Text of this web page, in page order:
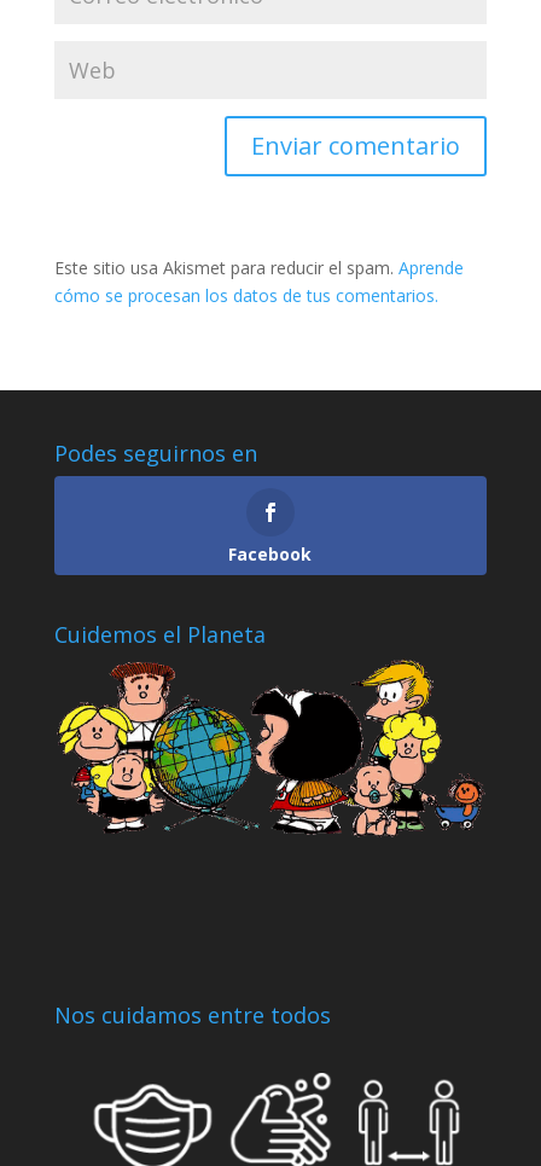
Este sitio usa Akismet para reducir el spam. Aprende
cómo se procesan los datos de tus comentarios.
Podes seguirnos en
Facebook
Cuidemos el Planeta
Nos cuidamos entre todos